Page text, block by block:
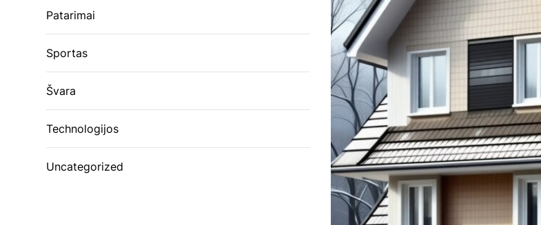
Patarimai
Sportas
Švara
Technologijos
Uncategorized